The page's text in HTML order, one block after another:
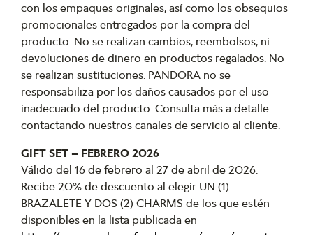
con los empaques originales, así como los obsequios
promocionales entregados por la compra del
producto. No se realizan cambios, reembolsos, ni
devoluciones de dinero en productos regalados. No
se realizan sustituciones. PANDORA no se
responsabiliza por los daños causados por el uso
inadecuado del producto. Consulta más a detalle
contactando nuestros canales de servicio al cliente.
GIFT SET – FEBRERO 2026
Válido del 16 de febrero al 27 de abril de 2026.
Recibe 20% de descuento al elegir UN (1)
BRAZALETE Y DOS (2) CHARMS de los que estén
disponibles en la lista publicada en